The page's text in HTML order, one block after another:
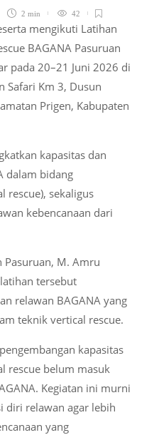
2 min 42
mengikuti Latihan
BAGANA Pasuruan
pada 20–21 Juni 2026 di
Safari Km 3, Dusun
Prigen, Kabupaten
kapasitas dan
dalam bidang
rescue), sekaligus
kebencanaan dari
Pasuruan, M. Amru
tersebut
relawan BAGANA yang
teknik vertical rescue.
kapasitas
rescue belum masuk
Kegiatan ini murni
diri relawan agar lebih
yang